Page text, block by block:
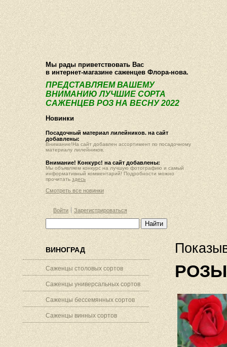
О компании Как купить Фотогалерея Статьи Опт
Мы рады приветствовать Вас
в интернет-магазине саженцев Флора-нова.
ПРЕДСТАВЛЯЕМ ВАШЕМУ
ВНИМАНИЮ ЛУЧШИЕ СОРТА
САЖЕНЦЕВ РОЗ НА ВЕСНУ 2022
Новинки
Посадочный материал лилейников. на сайт
добавлены:
Внимание!На сайт добавлен ассортимент по посадочному
материалу лилейников.
Внимание! Конкурс! на сайт добавлены:
Мы объявляем конкурс на лучшую фотографию и самый
информативный комментарий! Подробности можно
прочитать здесь
Смотреть все новинки
Войти Зарегистрироваться
ВИНОГРАД
Саженцы столовых сортов
Саженцы универсальных сортов
Саженцы бессемянных сортов
Саженцы винных сортов
РОЗЫ